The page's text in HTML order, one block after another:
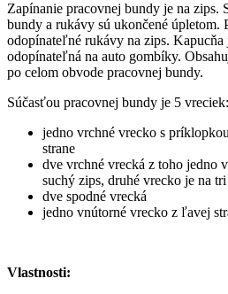
Zapínanie pracovnej bundy je na zips.
bundy a rukávy sú ukončené úpletom.
odopínateľné rukávy na zips.
odopínateľná na auto gombíky.
po celom obvode pracovnej bundy.
Súčasťou pracovnej bundy je 5 vreciek:
jedno vrchné vrecko s
strane
dve vrchné vrecká z toho jedno
suchý zips, druhé vrecko je na tri
dve spodné vrecká
jedno vnútorné vrecko z ľavej
Vlastnosti: